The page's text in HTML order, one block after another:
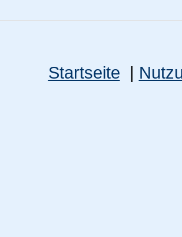
Startseite |